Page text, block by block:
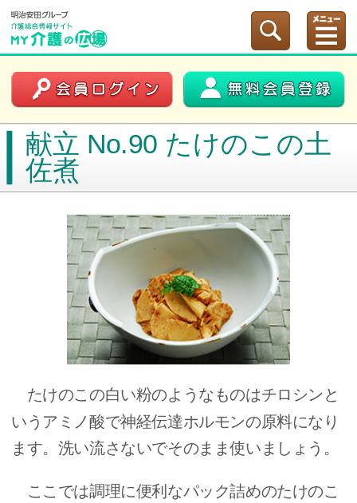
献立 No.90 たけのこの土
佐煮
たけのこの白い粉のようなものはチロシンと
いうアミノ酸で神経伝達ホルモンの原料になり
ます。洗い流さないでそのまま使いましょう。
ここでは調理に便利なパック詰めのたけのこ